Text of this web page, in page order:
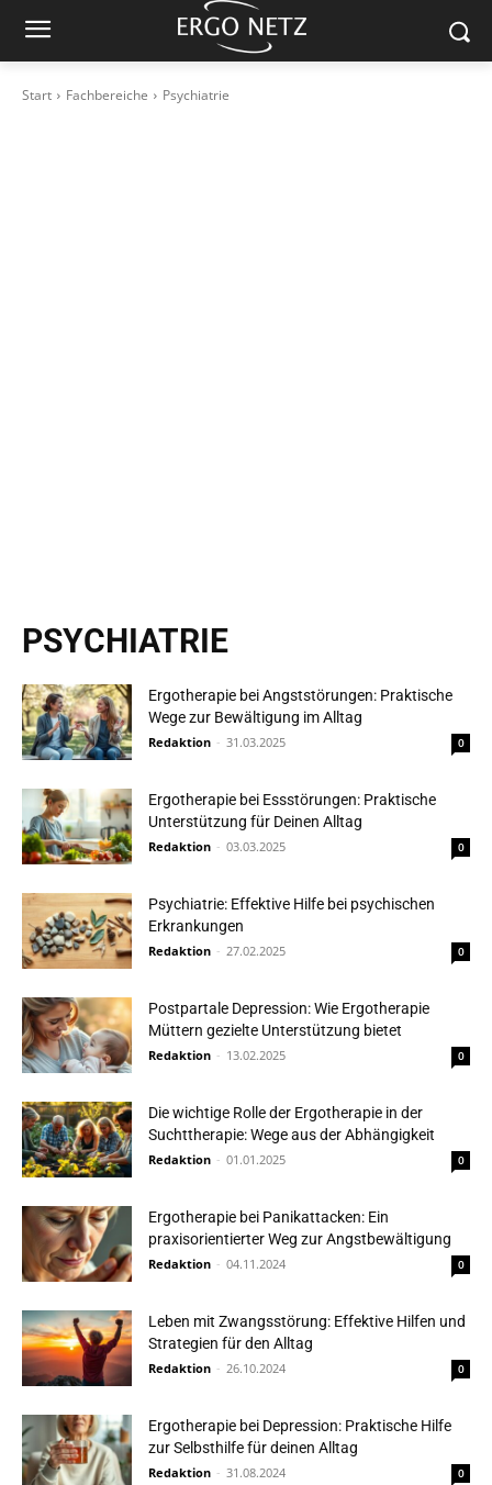
Start Fachbereiche Psychiatrie
PSYCHIATRIE
Ergotherapie bei Angststörungen: Praktische
Wege zur Bewältigung im Alltag
Redaktion - 31.03.2025 0
Ergotherapie bei Essstörungen: Praktische
Unterstützung für Deinen Alltag
Redaktion - 03.03.2025 0
Psychiatrie: Effektive Hilfe bei psychischen
Erkrankungen
Redaktion - 27.02.2025 0
Postpartale Depression: Wie Ergotherapie
Müttern gezielte Unterstützung bietet
Redaktion - 13.02.2025 0
Die wichtige Rolle der Ergotherapie in der
Suchttherapie: Wege aus der Abhängigkeit
Redaktion - 01.01.2025 0
Ergotherapie bei Panikattacken: Ein
praxisorientierter Weg zur Angstbewältigung
Redaktion - 04.11.2024 0
Leben mit Zwangsstörung: Effektive Hilfen und
Strategien für den Alltag
Redaktion - 26.10.2024 0
Ergotherapie bei Depression: Praktische Hilfe
zur Selbsthilfe für deinen Alltag
Redaktion - 31.08.2024 0